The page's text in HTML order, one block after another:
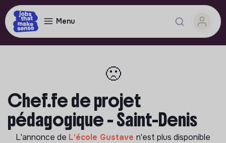
Menu
🙁
Chef.fe de projet
pédagogique - Saint-Denis
L'annonce de L'école Gustave n'est plus disponible